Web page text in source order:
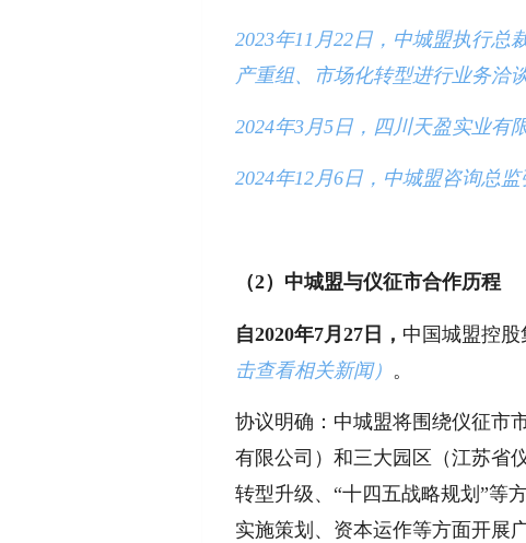
2023年11 月22日，中城盟执行总
产重组、市场化转型进行业务洽
2024年3月5日，四川天盈实业有
2024年12月6日，中城盟咨询总监
（2）中城盟与仪征市合作历程
自2020年7月27日， 中国城盟控股
击查看相关新闻） 。
协议明确：中城盟将围绕仪征市
有限公司）和三大园区（江苏省
转型升级、“十四五战略规划”等
实施策划、资本运作等方面开展